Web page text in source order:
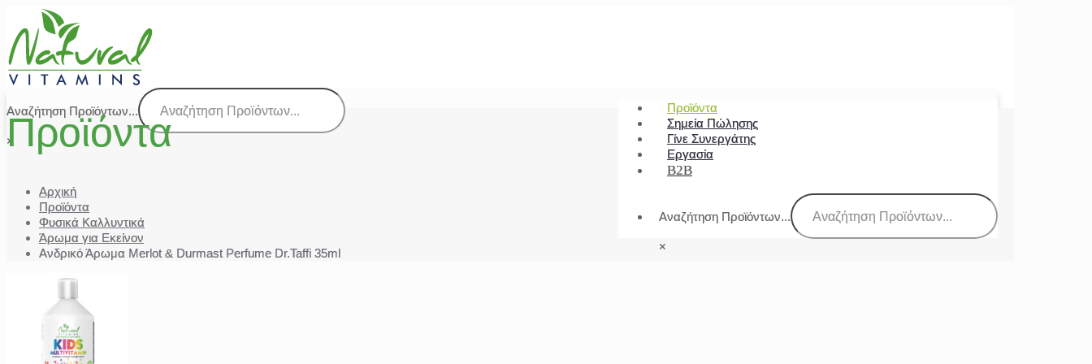
Προϊόντα
Σημεία Πώλησης
Γίνε Συνεργάτης
Εργασία
B2B
Αναζήτηση Προϊόντων...
×
Αναζήτηση Προϊόντων...
×Προϊόντα
Αρχική
Προϊόντα
Φυσικά Καλλυντικά
Άρωμα για Εκείνον
Ανδρικό Άρωμα Merlot & Durmast Perfume Dr.Taffi 35ml